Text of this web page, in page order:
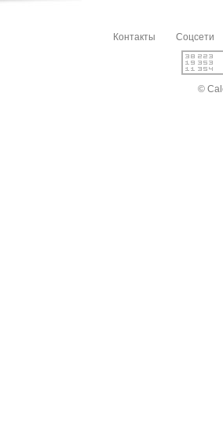
Контакты Соцсети
©